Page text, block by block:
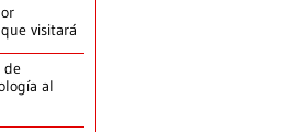
visitará
de
al